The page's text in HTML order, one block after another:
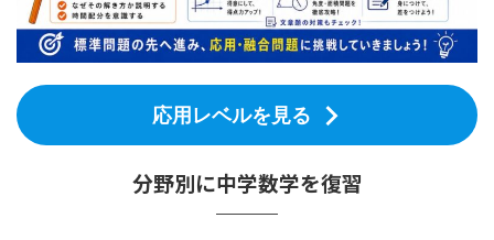
応用レベルを見る
分野別に中学数学を復習